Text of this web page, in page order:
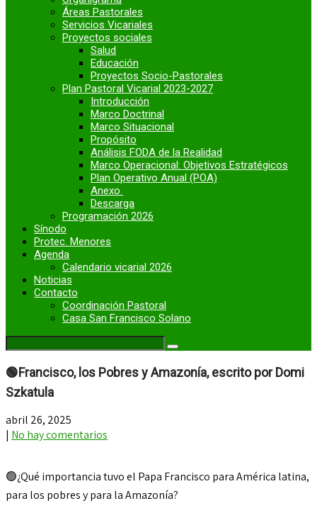
Áreas Pastorales
Servicios Vicariales
Proyectos sociales
Salud
Educación
Proyectos Socio-Pastorales
Plan Pastoral Vicarial 2023-2027
Introducción
Marco Doctrinal
Marco Situacional
Propósito
Análisis FODA de la Realidad
Marco Operacional: Objetivos Estratégicos
Plan Operativo Anual (POA)
Anexo
Descarga
Programación 2026
Sínodo
Protec. Menores
Agenda
Calendario vicarial 2026
Noticias
Contacto
Coordinación Pastoral
Casa San Francisco Solano
🟢Francisco, los Pobres y Amazonía, escrito por Domi
Szkatula
abril 26, 2025
| No hay comentarios
🟢¿Qué importancia tuvo el Papa Francisco para América latina,
para los pobres y para la Amazonía?